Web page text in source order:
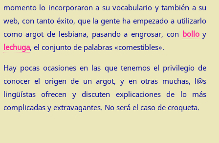
momento lo incorporaron a su vocabulario y también a su
web, con tanto éxito, que la gente ha empezado a utilizarlo
como argot de lesbiana, pasando a engrosar, con bolloy
lechuga, el conjunto de palabras «comestibles».
Hay pocas ocasiones en las que tenemos el privilegio de
conocer el origen de un argot, y en otras muchas, l@s
lingüístas ofrecen y discuten explicaciones de lo más
complicadas y extravagantes. No será el caso de croqueta.